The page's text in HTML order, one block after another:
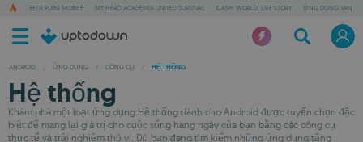
BETA PUBG MOBILE MY HERO ACADEMIA UNITED SURVIVAL GAME WORLD: LIFE STORY ỨNG DỤNG VPN
ANDROID / ỨNG DỤNG / CÔNG CỤ / HỆ THỐNG
Hệ thống
Khám phá một loạt ứng dụng Hệ thống dành cho Android được tuyển chọn đặc
biệt để mang lại giá trị cho cuộc sống hàng ngày của bạn bằng các công cụ
thực tế và trải nghiệm thú vị. Dù bạn đang tìm kiếm những ứng dụng tăng